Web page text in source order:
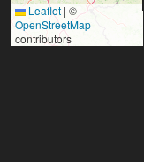
Leaflet | ©
OpenStreetMap
contributors